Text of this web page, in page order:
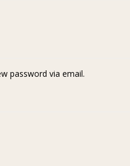
password via email.